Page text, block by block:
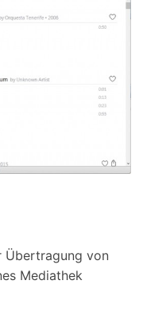
Übertragung von
Mediathek